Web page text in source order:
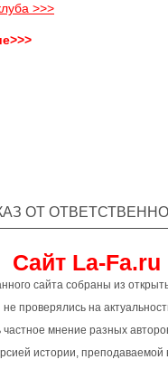
>>>
ОТ
Сайт La-Fa.ru
сайта собраны из
проверялись на
частное мнение разных
истории, преподаваемой